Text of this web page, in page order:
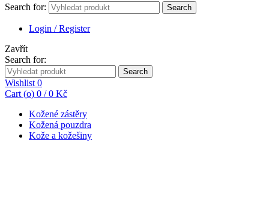
Search for: Search
Login / Register
Zavřít
Search for:
Search
Wishlist 0
Cart (o) 0 / 0 Kč
Kožené zástěry
Kožená pouzdra
Kože a kožešiny